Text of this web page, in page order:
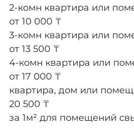
2-комн квартира или
от 10 000 ₸
3-комн квартира или
от 13 500 ₸
4-комн квартира или
от 17 000 ₸
квартира, дом или
20 500 ₸
за 1м² для помещений